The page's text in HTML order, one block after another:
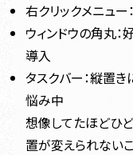
右クリックメニュ
ウィンドウの角丸：
導入
タスクバー：縦置
悩み中
想像してたほどひ
置が変えられない